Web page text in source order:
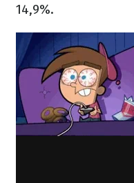
14,9%.